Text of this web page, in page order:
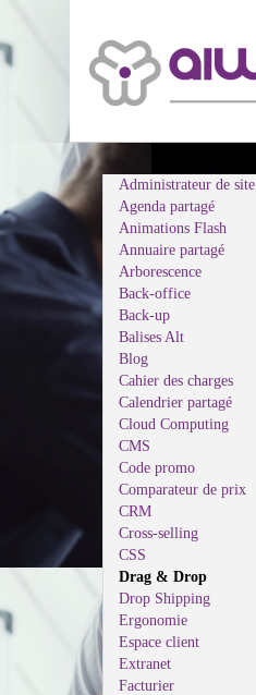
Administrateur de site
Agenda partagé
Animations Flash
Annuaire partagé
Arborescence
Back-office
Back-up
Balises Alt
Blog
Cahier des charges
Calendrier partagé
Cloud Computing
CMS
Code promo
Comparateur de prix
CRM
Cross-selling
CSS
Drag & Drop
Drop Shipping
Ergonomie
Espace client
Extranet
Facturier